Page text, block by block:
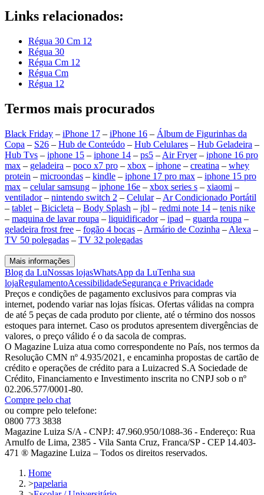
Links relacionados:
Régua 30 Cm 12
Régua 30
Régua Cm 12
Régua Cm
Régua 12
Termos mais procurados
Black Friday – iPhone 17 – iPhone 16 – Álbum de Figurinhas da
Copa – S26 – Hub de Conteúdo – Hub Celulares – Hub Geladeira –
Hub Tvs – iphone 15 – iphone 14 – ps5 – Air Fryer– iphone 16 pro
max – geladeira – poco x7 pro – xbox – iphone – creatina – whey
protein – microondas – kindle – iphone 17 pro max – iphone 15 pro
max – celular samsung – iphone 16e – xbox series s – xiaomi –
ventilador– nintendo switch 2 – Celular– Ar Condicionado Portátil
– tablet – Bicicleta – Body Splash – jbl – redmi note 14 – tenis nike
– maquina de lavar roupa – liquidificador– ipad – guarda roupa –
geladeira frost free – fogão 4 bocas – Armário de Cozinha – Alexa –
TV 50 polegadas – TV 32 polegadas
Mais informações
Blog da LuNossas lojasWhatsApp da LuTenha sua
lojaRegulamentoAcessibilidadeSegurança e Privacidade
Preços e condições de pagamento exclusivos para compras via
internet, podendo variar nas lojas físicas. Ofertas válidas na compra
de até 5 peças de cada produto por cliente, até o término dos nossos
estoques para internet. Caso os produtos apresentem divergências de
valores, o preço válido é o da sacola de compras.
O Magazine Luiza atua como correspondente no País, nos termos da
Resolução CMN nº 4.935/2021, e encaminha propostas de cartão de
crédito e operações de crédito para a Luizacred S.A Sociedade de
Crédito, Financiamento e Investimento inscrita no CNPJ sob o nº
02.206.577/0001-80.
Compre pelo chat
ou compre pelo telefone:
0800 773 3838
Magazine Luiza S/A - CNPJ: 47.960.950/1088-36 - Endereço: Rua
Arnulfo de Lima, 2385 - Vila Santa Cruz, Franca/SP - CEP 14.403-
471 ® Magazine Luiza – Todos os direitos reservados.
Home
>papelaria